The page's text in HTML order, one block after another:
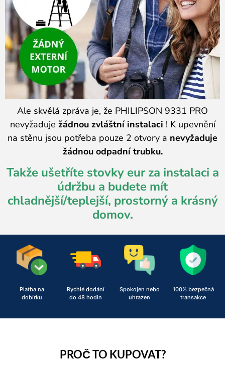
Ale skvělá zpráva je, že PHILIPSON 9331 PRO
nevyžaduje žádnou zvláštní instalaci ! K upevnění
na stěnu jsou potřeba pouze 2 otvory a nevyžaduje
žádnou odpadní trubku.
Takže ušetříte stovky eur za instalaci a
údržbu a budete mít
chladnější/teplejší, prostorný a krásný
domov.
Platba na
dobírku
Rychlé dodání
do 48 hodin
Spokojen nebo
uhrazen
100% bezpečná
transakce
PROČ TO KUPOVAT?